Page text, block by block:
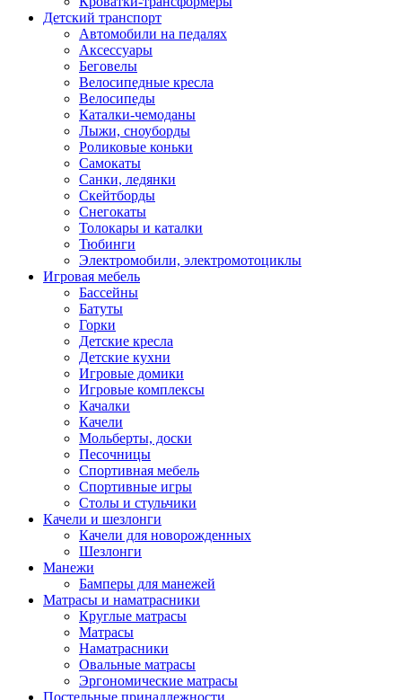
Детский транспорт
Автомобили на педалях
Аксессуары
Беговелы
Велосипедные кресла
Велосипеды
Каталки-чемоданы
Лыжи, сноуборды
Роликовые коньки
Самокаты
Санки, ледянки
Скейтборды
Снегокаты
Толокары и каталки
Тюбинги
Электромобили, электромотоциклы
Игровая мебель
Бассейны
Батуты
Горки
Детские кресла
Детские кухни
Игровые домики
Игровые комплексы
Качалки
Качели
Мольберты, доски
Песочницы
Спортивная мебель
Спортивные игры
Столы и стульчики
Качели и шезлонги
Качели для новорожденных
Шезлонги
Манежи
Бамперы для манежей
Матрасы и наматрасники
Круглые матрасы
Матрасы
Наматрасники
Овальные матрасы
Эргономические матрасы
Постельные принадлежности